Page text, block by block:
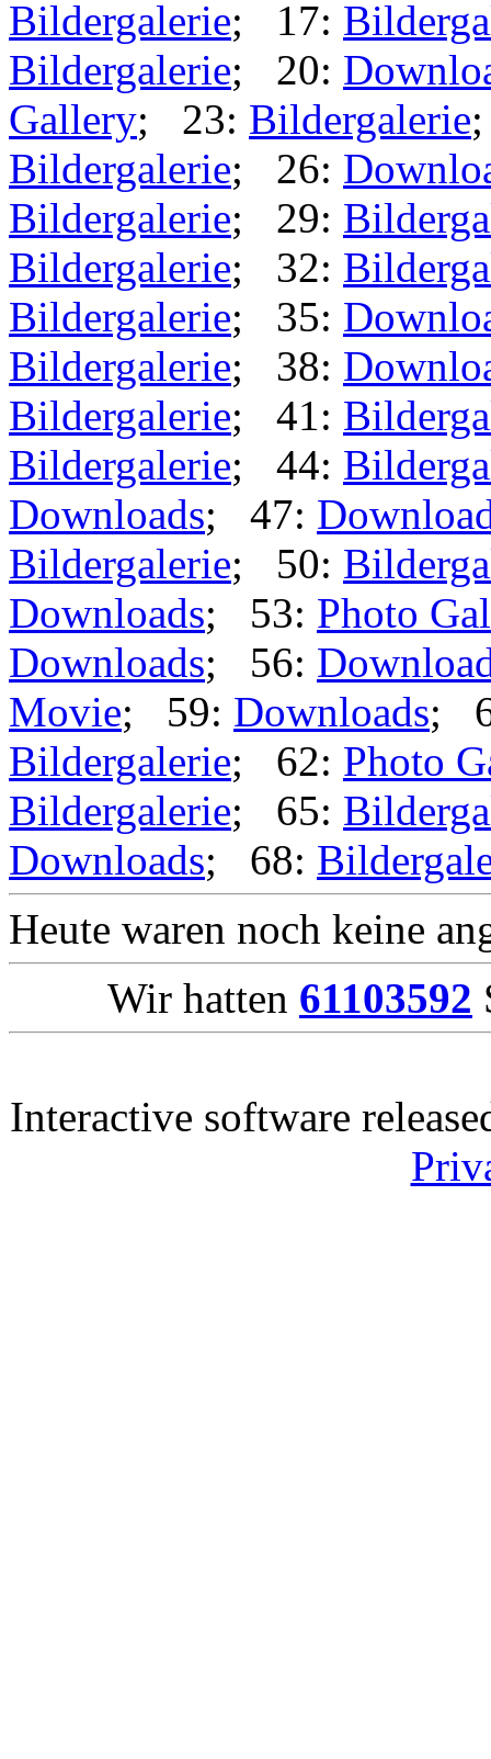
Bildergalerie; 17:
Bildergalerie; 20:
Gallery; 23: Bildergalerie
Bildergalerie; 26:
Bildergalerie; 29:
Bildergalerie; 32:
Bildergalerie; 35:
Bildergalerie; 38:
Bildergalerie; 41:
Bildergalerie; 44:
Downloads; 47:
Bildergalerie; 50:
Downloads; 53: Photo
Downloads; 56:
Movie; 59: Downloads;
Bildergalerie; 62: Photo
Bildergalerie; 65:
Downloads; 68:
Heute waren noch keine
Wir hatten 61103592
Interactive software